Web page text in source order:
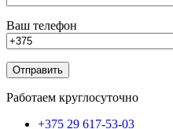
Ваш телефон
Работаем круглосуточно
+375 29 617-53-03